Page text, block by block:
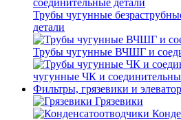
Трубы чугунные
детали
Трубы чугунные ВЧШГ и
чугунные ЧК и
Фильтры, грязевики и
Грязевики